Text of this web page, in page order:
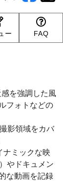
ー FAQ
を強調した風
フォトなどの
影領域をカバ
ナミックな映
やドキュメン
な動画を記録